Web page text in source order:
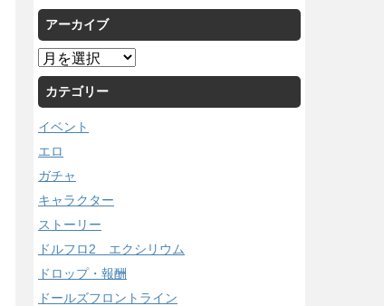
アーカイブ
ア
ー
カ
イ
ブ
カテゴリー
イベント
エロ
ガチャ
キャラクター
ストーリー
ドルフロ2 エクシリウム
ドロップ・報酬
ドールズフロントライン